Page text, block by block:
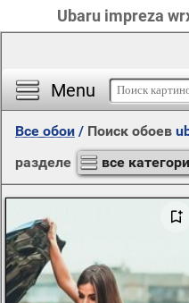
Ubaru impreza
Menu
Все обои / Поиск обоев
разделе
все